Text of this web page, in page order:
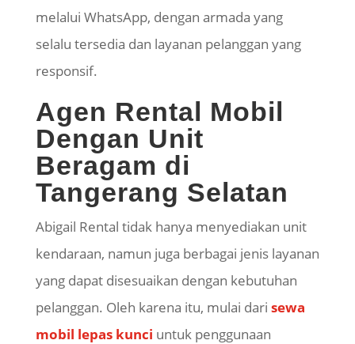
melalui WhatsApp, dengan armada yang
selalu tersedia dan layanan pelanggan yang
responsif.
Agen Rental Mobil
Dengan Unit
Beragam di
Tangerang Selatan
Abigail Rental tidak hanya menyediakan unit
kendaraan, namun juga berbagai jenis layanan
yang dapat disesuaikan dengan kebutuhan
pelanggan. Oleh karena itu, mulai dari sewa
mobil lepas kunci untuk penggunaan